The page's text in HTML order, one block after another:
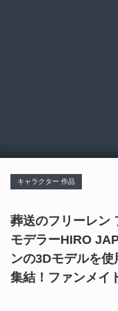
キャラクター 作品
葬送のフリーレン
モデラーHIRO
ンの3Dモデルを
集結！ファンメイ